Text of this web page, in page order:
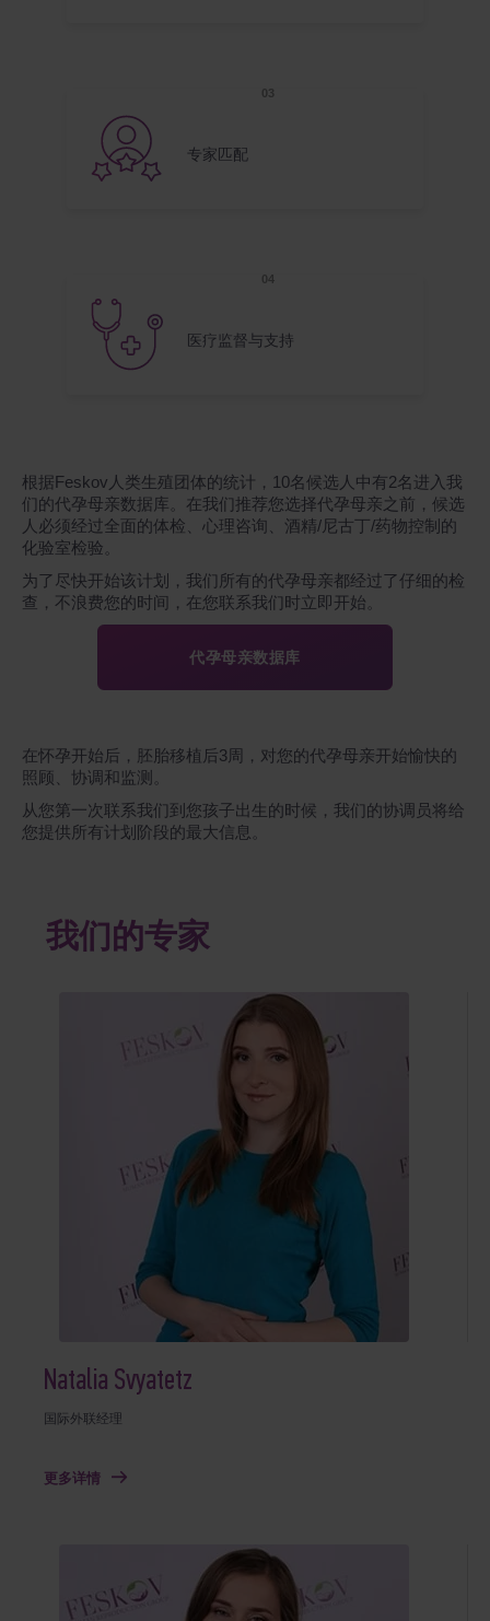
专家匹配
医疗监督与支持
根据Feskov人类生殖团体的统计，10名候选人中有2名进入我
们的代孕母亲数据库。在我们推荐您选择代孕母亲之前，候选
人必须经过全面的体检、心理咨询、酒精/尼古丁/药物控制的
化验室检验。
为了尽快开始该计划，我们所有的代孕母亲都经过了仔细的检
查，不浪费您的时间，在您联系我们时立即开始。
代孕母亲数据库
在怀孕开始后，胚胎移植后3周，对您的代孕母亲开始愉快的
照顾、协调和监测。
从您第一次联系我们到您孩子出生的时候，我们的协调员将给
您提供所有计划阶段的最大信息。
我们的专家
Natalia Svyatetz
国际外联经理
更多详情